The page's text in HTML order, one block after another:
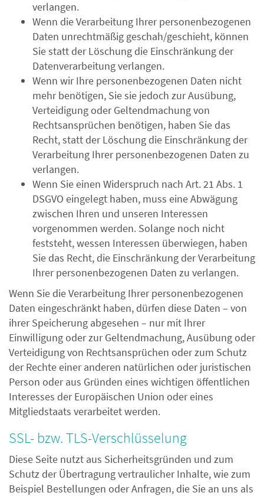
verlangen.
Wenn die Verarbeitung Ihrer personenbezogenen
Daten unrechtmäßig geschah/geschieht, können
Sie statt der Löschung die Einschränkung der
Datenverarbeitung verlangen.
Wenn wir Ihre personenbezogenen Daten nicht
mehr benötigen, Sie sie jedoch zur Ausübung,
Verteidigung oder Geltendmachung von
Rechtsansprüchen benötigen, haben Sie das
Recht, statt der Löschung die Einschränkung der
Verarbeitung Ihrer personenbezogenen Daten zu
verlangen.
Wenn Sie einen Widerspruch nach Art. 21 Abs. 1
DSGVO eingelegt haben, muss eine Abwägung
zwischen Ihren und unseren Interessen
vorgenommen werden. Solange noch nicht
feststeht, wessen Interessen überwiegen, haben
Sie das Recht, die Einschränkung der Verarbeitung
Ihrer personenbezogenen Daten zu verlangen.
Wenn Sie die Verarbeitung Ihrer personenbezogenen
Daten eingeschränkt haben, dürfen diese Daten – von
ihrer Speicherung abgesehen – nur mit Ihrer
Einwilligung oder zur Geltendmachung, Ausübung oder
Verteidigung von Rechtsansprüchen oder zum Schutz
der Rechte einer anderen natürlichen oder juristischen
Person oder aus Gründen eines wichtigen öffentlichen
Interesses der Europäischen Union oder eines
Mitgliedstaats verarbeitet werden.
SSL- bzw. TLS-Verschlüsselung
Diese Seite nutzt aus Sicherheitsgründen und zum
Schutz der Übertragung vertraulicher Inhalte, wie zum
Beispiel Bestellungen oder Anfragen, die Sie an uns als